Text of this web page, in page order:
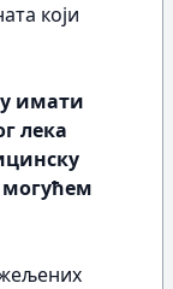
који
имати
лека